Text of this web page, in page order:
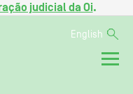
judicial da Oi.
English